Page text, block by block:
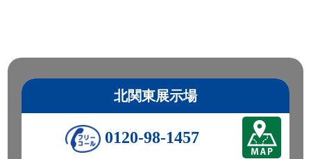
北関東展示場
0120-98-1457